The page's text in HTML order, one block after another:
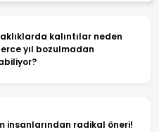
kalıntılar neden
yıl bozulmadan
insanlarından radikal öneri!